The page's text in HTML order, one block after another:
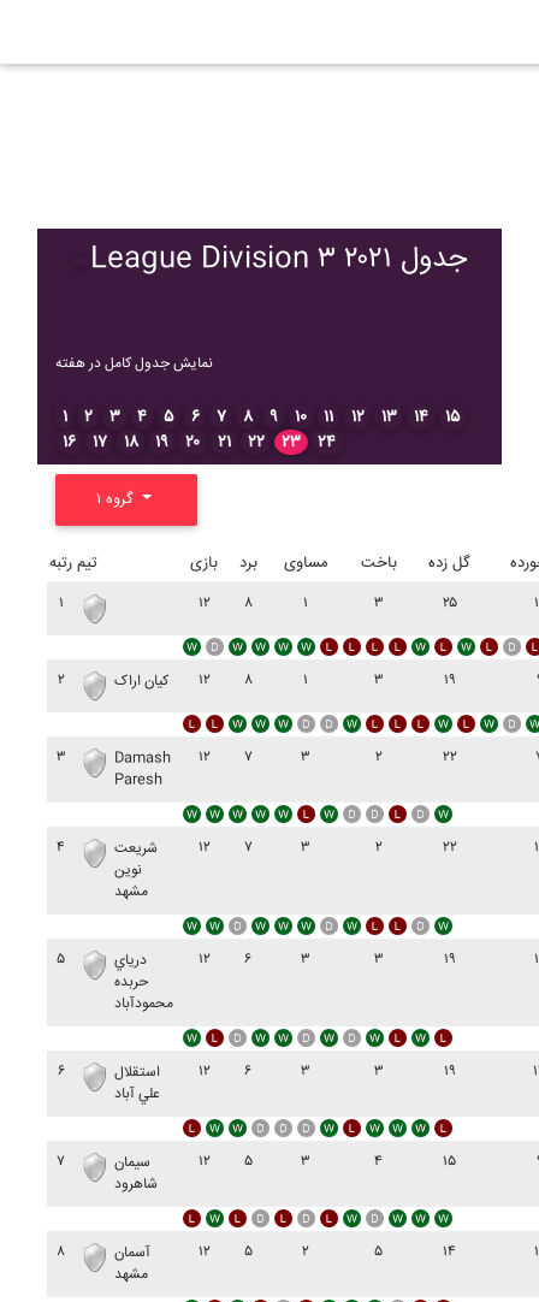
League Division ۳ ۲۰۲۱ جدول
نمایش جدول کامل در هفته
۱ ۲ ۳ ۴ ۵ ۶ ۷ ۸ ۹ ۱۰ ۱۱ ۱۲ ۱۳ ۱۴
۱۵
۱۶
۱۷ ۱۸ ۱۹ ۲۰ ۲۱ ۲۲ ۲۳ ۲۴
رتبه تیم بازی برد مساوی باخت گل زده
۱ ۱۲ ۸ ۱ ۳ ۲۵
۲ کيان اراک ۱۲ ۸ ۱ ۳ ۱۹
۳
Damash
Paresh
۱۲ ۷ ۳ ۲ ۲۲
۴
شريعت
نوين
مشهد
۱۲ ۷ ۳ ۲ ۲۲
۵
درياي
حربده
محمودآباد
۱۲ ۶ ۳ ۳ ۱۹
۶
استقلال
علي آباد
۱۲ ۶ ۳ ۳ ۱۹
۷
سيمان
شاهرود
۱۲ ۵ ۳ ۴ ۱۵
۸
آسمان
مشهد
۱۲ ۵ ۲ ۵ ۱۴